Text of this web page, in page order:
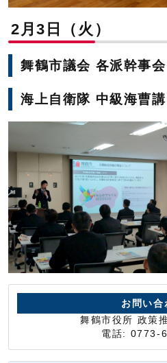
2月3日（火）
舞鶴市議会 各派幹事会
海上自衛隊 中級海曹
お問い合
舞鶴市役所 政策
電話: 0773-